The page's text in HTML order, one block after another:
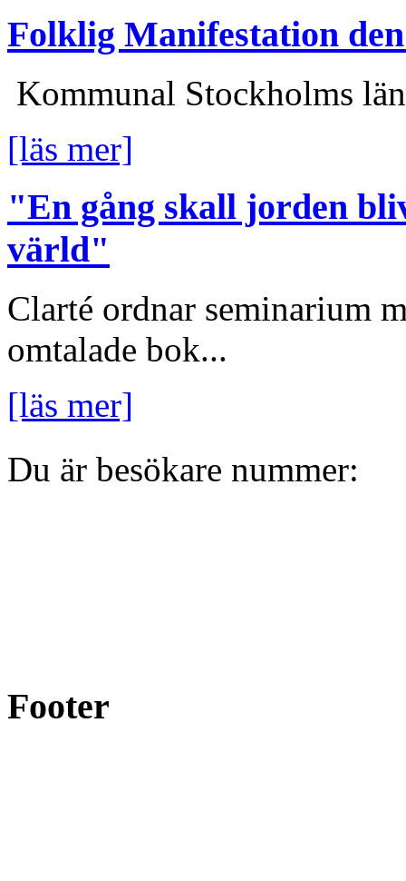
Folklig Manifestation
Kommunal Stockholms
[läs mer]
"En gång skall jorden
värld"
Clarté ordnar seminarium
omtalade bok...
[läs mer]
Du är besökare nummer:
Footer